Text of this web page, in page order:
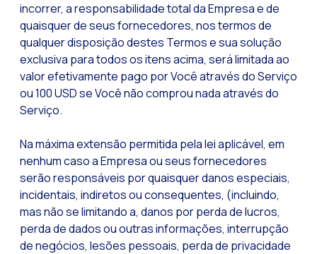
incorrer, a responsabilidade total da Empresa e de
quaisquer de seus fornecedores, nos termos de
qualquer disposição destes Termos e sua solução
exclusiva para todos os itens acima, será limitada ao
valor efetivamente pago por Você através do Serviço
ou 100 USD se Você não comprou nada através do
Serviço.
Na máxima extensão permitida pela lei aplicável, em
nenhum caso a Empresa ou seus fornecedores
serão responsáveis por quaisquer danos especiais,
incidentais, indiretos ou consequentes, (incluindo,
mas não se limitando a, danos por perda de lucros,
perda de dados ou outras informações, interrupção
de negócios, lesões pessoais, perda de privacidade